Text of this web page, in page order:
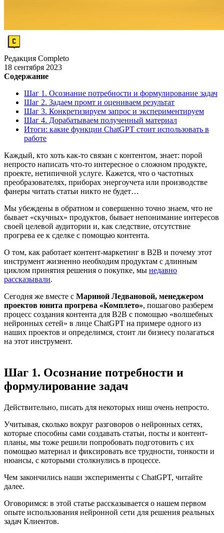
Редакция Completo
18 сентября 2023
Содержание
Шаг 1. Осознание потребности и формулирование задач
Шаг 2. Задаем промт и оцениваем результат
Шаг 3. Конкретизируем запрос и экспериментируем
Шаг 4. Дорабатываем полученный материал
Итоги: какие функции ChatGPT стоит использовать в
работе
Каждый, кто хоть как-то связан с контентом, знает: порой
непросто написать что-то интересное о сложном продукте,
проекте, нетипичной услуге. Кажется, что о частотных
преобразователях, приборах энергоучета или производстве
фанеры читать статьи никто не будет…
Мы убеждены в обратном и совершенно точно знаем, что не
бывает «скучных» продуктов, бывает непонимание интересов
своей целевой аудитории и, как следствие, отсутствие
прогрева ее к сделке с помощью контента.
О том, как работает контент-маркетинг в В2В и почему этот
инструмент жизненно необходим продуктам с длинным
циклом принятия решения о покупке, мы недавно
рассказывали.
Сегодня же вместе с Мариной Ледвановой, менеджером
проектов юнита прогрева «Комплето», пошагово разберем
процесс создания контента для B2B с помощью «волшебных
нейронных сетей» в лице ChatGPT на примере одного из
наших проектов и определимся, стоит ли бизнесу полагаться
на этот инструмент.
Шаг 1. Осознание потребности и
формулирование задач
Действительно, писать для некоторых ниш очень непросто.
Учитывая, сколько вокруг разговоров о нейронных сетях,
которые способны сами создавать статьи, посты и контент-
планы, мы тоже решили попробовать подготовить с их
помощью материал и фиксировать все трудности, тонкости и
нюансы, с которыми столкнулись в процессе.
Чем закончились наши эксперименты с ChatGPT, читайте
далее.
Оговоримся: в этой статье рассказывается о нашем первом
опыте использования нейронной сети для решения реальных
задач Клиентов.